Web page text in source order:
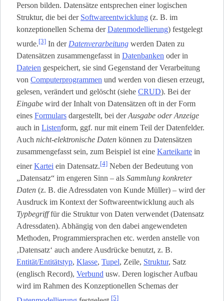
Person bilden. Datensätze entsprechen einer logischen
Struktur, die bei der Softwareentwicklung (z. B. im
konzeptionellen Schema derDatenmodellierung) festgelegt
wurde.[3] In der Datenverarbeitung werden Daten zu
Datensätzen zusammengefasst in Datenbanken oder in
Dateien gespeichert, sie sind Gegenstand der Verarbeitung
von Computerprogrammen und werden von diesen erzeugt,
gelesen, verändert und gelöscht (siehe CRUD). Bei der
Eingabe wird der Inhalt von Datensätzen oft in der Form
eines Formulars dargestellt, bei derAusgabe oder Anzeige
auch in Listen­form, ggf. nur mit einem Teil der Datenfelder.
Auch nicht-elektronische Daten können zu Datensätzen
zusammengefasst sein, zum Beispiel ist eine Karteikarte in
einerKartei ein Datensatz.[4] Neben der Bedeutung von
„Datensatz“ im engeren Sinn – als Sammlung konkreter
Daten (z. B. die Adressdaten von Kunde Müller) – wird der
Ausdruck im Kontext der Softwareentwicklung auch als
Typbegrifffür die Struktur von Daten verwendet (Datensatz
Adressdaten). Abhängig von den dabei angewendeten
Methoden, Programmiersprachen etc. werden anstelle von
‚Datensatz‘ auch andere Ausdrücke benutzt, z. B.
Entität/Entitätstyp, Klasse, Tupel, Zeile, Struktur, Satz
(englisch Record), Verbund usw. Deren logischer Aufbau
wird im Rahmen des Konzeptionellen Schemas der
[5]